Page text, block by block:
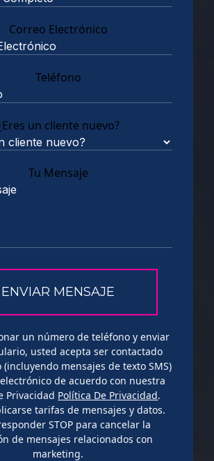
Correo Electrónico
Teléfono
un cliente nuevo?
Tu Mensaje
un número de teléfono y enviar
usted acepta ser contactado
mensajes de texto SMS)
de acuerdo con nuestra
Privacidad Política De Privacidad.
tarifas de mensajes y datos.
STOP para cancelar la
de mensajes relacionados con
marketing.